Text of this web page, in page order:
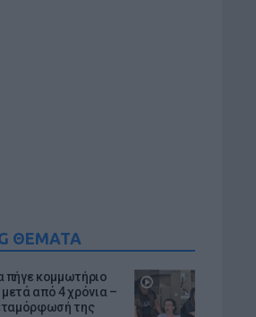
ΘΕΜΑΤΑ
πήγε κομμωτήριο
από 4 χρόνια –
της